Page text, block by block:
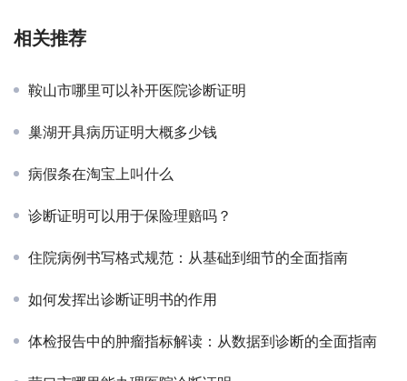
相关推荐
鞍山市哪里可以补开医院诊断证明
巢湖开具病历证明大概多少钱
病假条在淘宝上叫什么
诊断证明可以用于保险理赔吗？
住院病例书写格式规范：从基础到细节的全面指南
如何发挥出诊断证明书的作用
体检报告中的肿瘤指标解读：从数据到诊断的全面指南